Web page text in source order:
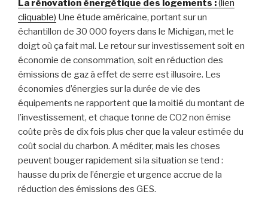
La rénovation énergétique des logements :(lien
cliquable) Une étude américaine, portant sur un
échantillon de 30 000 foyers dans le Michigan, met le
doigt où ça fait mal. Le retour sur investissement soit en
économie de consommation, soit en réduction des
émissions de gaz à effet de serre est illusoire. Les
économies d’énergies sur la durée de vie des
équipements ne rapportent que la moitié du montant de
l’investissement, et chaque tonne de CO2 non émise
coûte près de dix fois plus cher que la valeur estimée du
coût social du charbon. A méditer, mais les choses
peuvent bouger rapidement si la situation se tend :
hausse du prix de l’énergie et urgence accrue de la
réduction des émissions des GES.